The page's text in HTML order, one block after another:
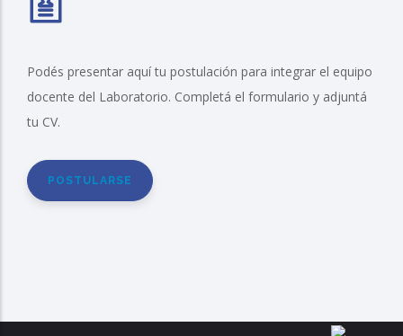
Podés presentar aquí tu postulación para integrar el equipo
docente del Laboratorio. Completá el formulario y adjuntá
tu CV.
POSTULARSE